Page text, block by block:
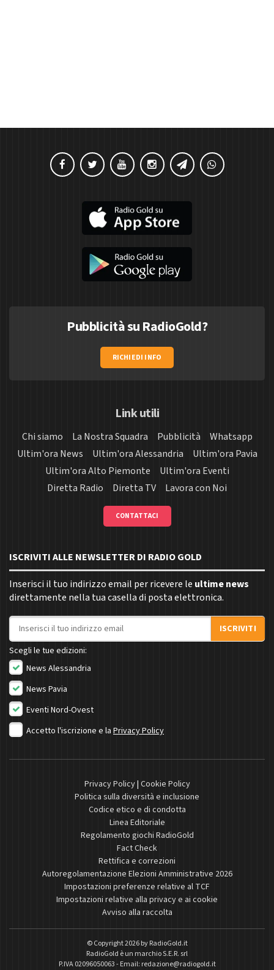
Pubblicità su RadioGold?
RICHIEDI INFO
Link utili
Chi siamo La Nostra Squadra Pubblicità
Whatsapp
Ultim'ora News
Ultim'ora Alessandria
Ultim'ora Pavia
Ultim'ora Alto Piemonte
Ultim'ora Eventi
Diretta Radio
Diretta TV Lavora con Noi
CONTATTACI
ISCRIVITI ALLE NEWSLETTER DI RADIO GOLD
Inserisci il tuo indirizzo email per ricevere le ultime news
direttamente nella tua casella di posta elettronica.
Indirizzo email
ISCRIVITI
Scegli le tue edizioni:
News Alessandria
News Pavia
Eventi Nord-Ovest
Accetto l'iscrizione e la Privacy Policy
Privacy Policy| Cookie Policy
Politica sulla diversità e inclusione
Codice etico e di condotta
Linea Editoriale
Regolamento giochi RadioGold
Fact Check
Rettifica e correzioni
Autoregolamentazione Elezioni Amministrative 2026
Impostazioni preferenze relative al TCF
Impostazioni relative alla privacy e ai cookie
Avviso alla raccolta
© Copyright 2026 byRadioGold.it
RadioGold è un marchio S.E.R. srl
P.IVA 02096050063 - Email: redazione@radiogold.it